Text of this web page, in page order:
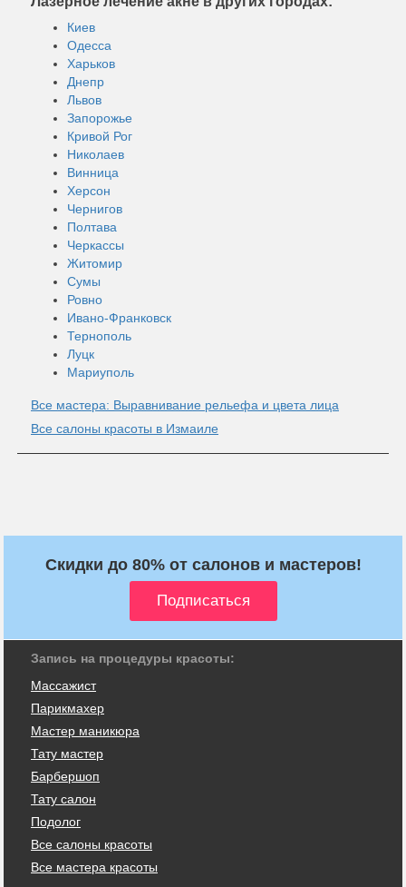
Киев
Одесса
Харьков
Днепр
Львов
Запорожье
Кривой Рог
Николаев
Винница
Херсон
Чернигов
Полтава
Черкассы
Житомир
Сумы
Ровно
Ивано-Франковск
Тернополь
Луцк
Мариуполь
Все мастера: Выравнивание рельефа и цвета лица
Все салоны красоты в Измаиле
Скидки до 80% от салонов и мастеров!
Запись на процедуры красоты:
Массажист
Парикмахер
Мастер маникюра
Тату мастер
Барбершоп
Тату салон
Подолог
Все салоны красоты
Все мастера красоты